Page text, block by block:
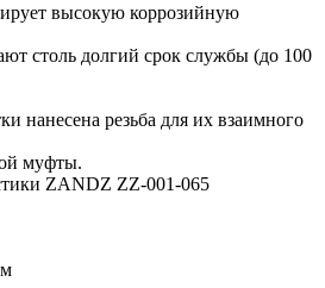
высокую коррозийную
столь долгий срок службы (до 100
нанесена резьба для их взаимного
муфты.
ZANDZ ZZ-001-065